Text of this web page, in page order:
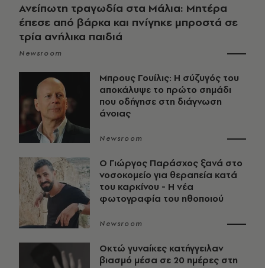
Ανείπωτη τραγωδία στα Μάλια: Μητέρα
έπεσε από βάρκα και πνίγηκε μπροστά σε
τρία ανήλικα παιδιά
Newsroom
Μπρους Γουίλις: Η σύζυγός του
αποκάλυψε το πρώτο σημάδι
που οδήγησε στη διάγνωση
άνοιας
Newsroom
O Γιώργος Παράσχος ξανά στο
νοσοκομείο για θεραπεία κατά
του καρκίνου - Η νέα
φωτογραφία του ηθοποιού
Newsroom
Οκτώ γυναίκες κατήγγειλαν
βιασμό μέσα σε 20 ημέρες στη